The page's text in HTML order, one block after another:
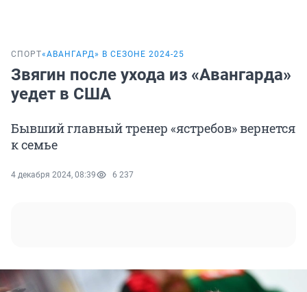
СПОРТ«‎АВАНГАРД» В СЕЗОНЕ 2024-25
Звягин после ухода из «Авангарда»
уедет в США
Бывший главный тренер «ястребов» вернется
к семье
4 декабря 2024, 08:39 6 237